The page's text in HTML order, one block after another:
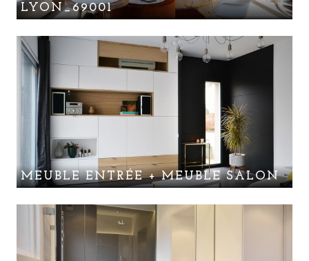
LYON_69001
MEUBLE ENTRÉE + MEUBLE SALON